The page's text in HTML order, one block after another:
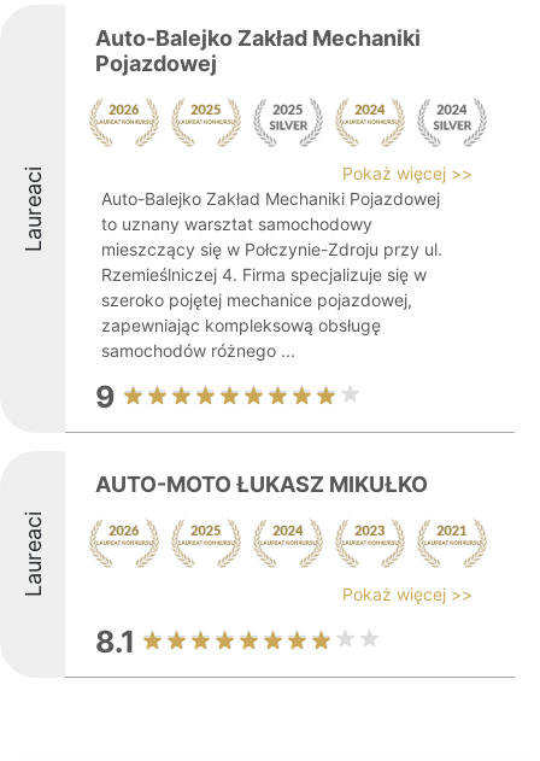
Laureaci
Auto-Balejko Zakład Mechaniki
Pojazdowej
Pokaż więcej >>
Auto-Balejko Zakład Mechaniki Pojazdowej
to uznany warsztat samochodowy
mieszczący się w Połczynie-Zdroju przy ul.
Rzemieślniczej 4. Firma specjalizuje się w
szeroko pojętej mechanice pojazdowej,
zapewniając kompleksową obsługę
samochodów różnego ...
9
Laureaci
AUTO-MOTO ŁUKASZ MIKUŁKO
Pokaż więcej >>
8.1